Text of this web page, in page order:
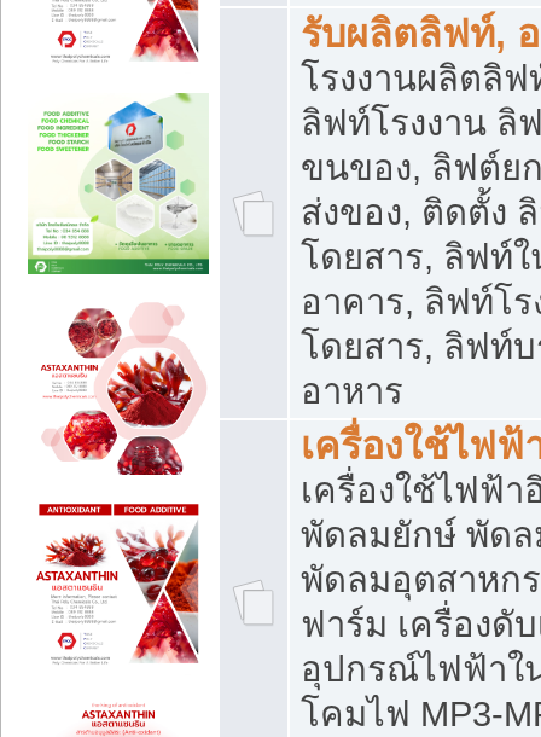
รับผลิตลิฟท์,
โรงงานผลิตลิ
ลิฟท์โรงงาน ลิ
ขนของ, ลิฟต์ย
ส่งของ, ติดตั้ง
โดยสาร, ลิฟท์
อาคาร, ลิฟท์โ
โดยสาร, ลิฟท์
อาหาร
เครื่องใช้ไฟฟ้
เครื่องใช้ไฟฟ้า
พัดลมยักษ์ พัด
พัดลมอุตสาหก
ฟาร์ม เครื่องดั
อุปกรณ์ไฟฟ้าใ
โคมไฟ MP3-